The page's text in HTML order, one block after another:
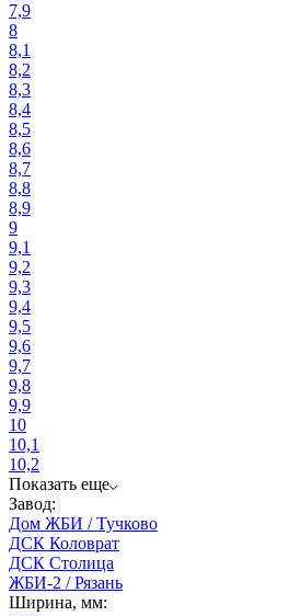
7,9
8
8,1
8,2
8,3
8,4
8,5
8,6
8,7
8,8
8,9
9
9,1
9,2
9,3
9,4
9,5
9,6
9,7
9,8
9,9
10
10,1
10,2
Показать еще
Завод:
Дом ЖБИ / Тучково
ДСК Коловрат
ДСК Столица
ЖБИ-2 / Рязань
Ширина, мм: